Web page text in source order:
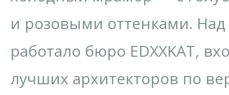
и розовыми оттенками.
работало бюро EDXXKAT,
лучших архитекторов по